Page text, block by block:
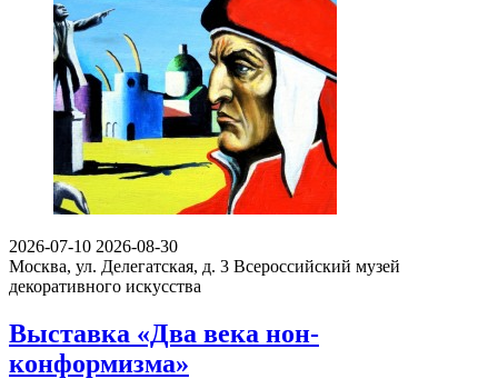
2026-07-10 2026-08-30
Москва, ул. Делегатская, д. 3 Всероссийский музей
декоративного искусства
Выставка «Два века нон-
конформизма»